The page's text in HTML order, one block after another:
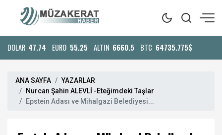
DOLAR 47.74 EURO 55.25 ALTIN 6660.5 BTC 64735.775$
ANA SAYFA
YAZARLAR
Nurcan Şahin ALEVLİ -Eteğimdeki Taşlar
Epstein Adası ve Mihalgazi Belediyesi...